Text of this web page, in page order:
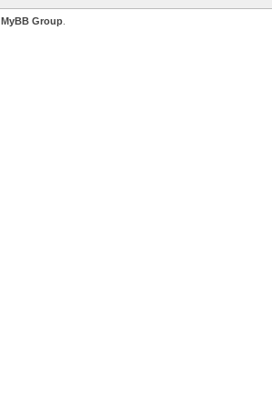
MyBB Group